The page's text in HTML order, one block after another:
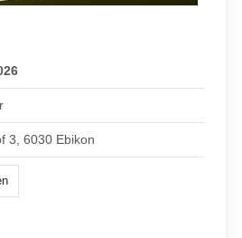
3, 6030 Ebikon